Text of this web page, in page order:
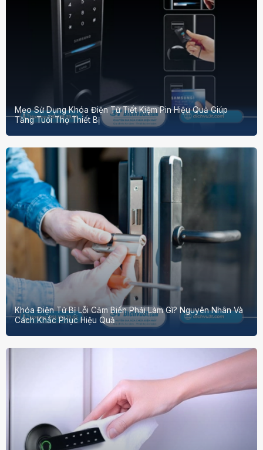
Mẹo Sử Dụng Khóa Điện Tử Tiết Kiệm Pin Hiệu Quả Giúp
Tăng Tuổi Thọ Thiết Bị
Khóa Điện Tử Bị Lỗi Cảm Biến Phải Làm Gì? Nguyên Nhân Và
Cách Khắc Phục Hiệu Quả